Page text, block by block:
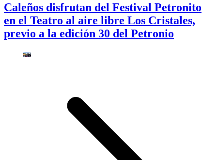
Caleños disfrutan del Festival Petronito
en el Teatro al aire libre Los Cristales,
previo a la edición 30 del Petronio